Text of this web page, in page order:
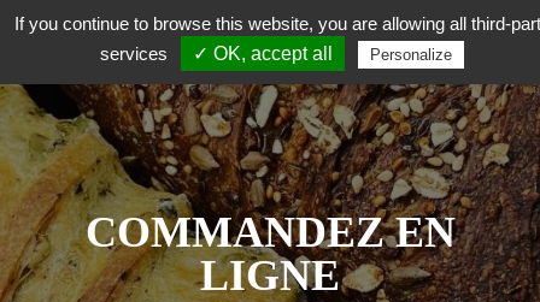
COMMANDEZ EN
LIGNE
If you continue to browse this website, you are allowing all third-
services
✓ OK, accept all Personalize